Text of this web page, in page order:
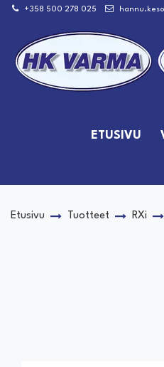
Siirry pääsisältöön
+358 500 278 025
ETUSIVU
Etusivu Tuotteet RXi